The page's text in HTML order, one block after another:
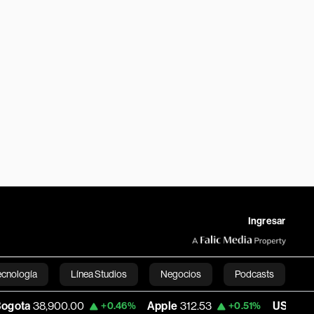
Ingresar
Línea Studios Negocios Podcasts
English
+0.46% Apple 312.53 +0.51% USD COP 3,159.39